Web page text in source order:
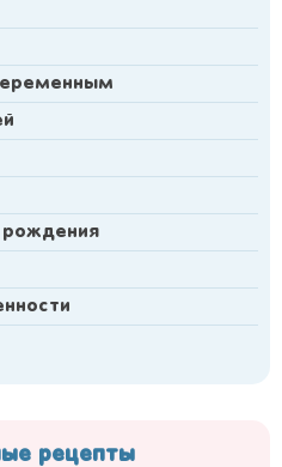
рождения
рецепты